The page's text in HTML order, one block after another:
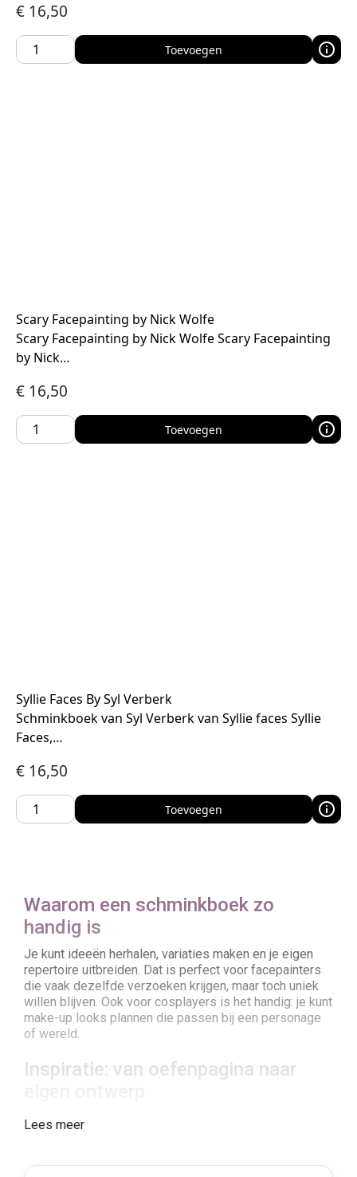
€ 16,50
Toevoegen
Scary Facepainting by Nick Wolfe
Scary Facepainting by Nick Wolfe Scary Facepainting
by Nick…
€ 16,50
Toevoegen
Syllie Faces By Syl Verberk
Schminkboek van Syl Verberk van Syllie faces Syllie
Faces,…
€ 16,50
Toevoegen
Waarom een schminkboek zo
handig is
Je kunt ideeën herhalen, variaties maken en je eigen
repertoire uitbreiden. Dat is perfect voor facepainters
die vaak dezelfde verzoeken krijgen, maar toch uniek
willen blijven. Ook voor cosplayers is het handig: je kunt
make-up looks plannen die passen bij een personage
of wereld.
Inspiratie: van oefenpagina naar
Gebruik een boek als startpunt en voeg je eigen twist
variatie van een bloemendesign door koele tinten en
Lees meer